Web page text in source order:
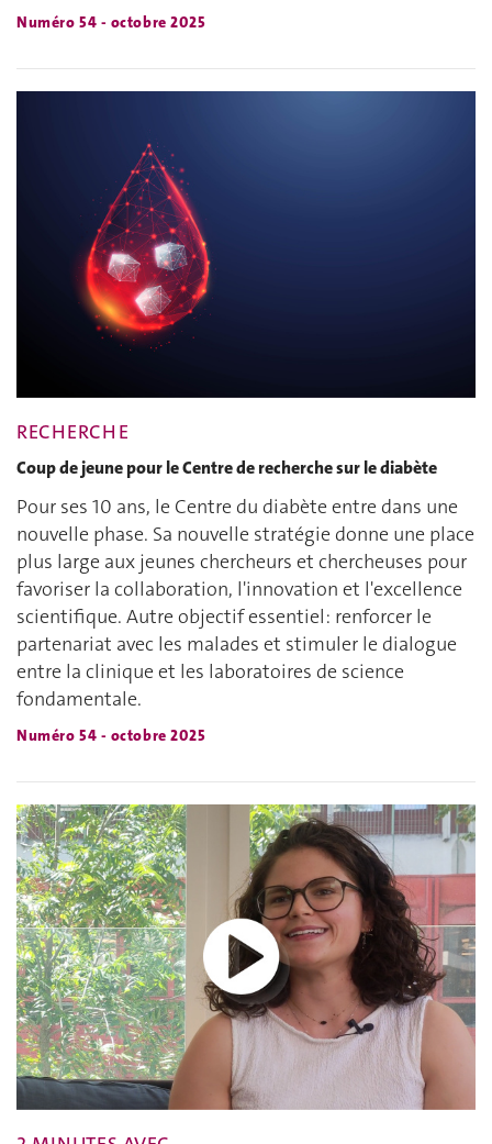
Numéro 54 - octobre 2025
RECHERCHE
Coup de jeune pour le Centre de recherche sur le diabète
Pour ses 10 ans, le Centre du diabète entre dans une
nouvelle phase. Sa nouvelle stratégie donne une place
plus large aux jeunes chercheurs et chercheuses pour
favoriser la collaboration, l'innovation et l'excellence
scientifique. Autre objectif essentiel: renforcer le
partenariat avec les malades et stimuler le dialogue
entre la clinique et les laboratoires de science
fondamentale.
Numéro 54 - octobre 2025